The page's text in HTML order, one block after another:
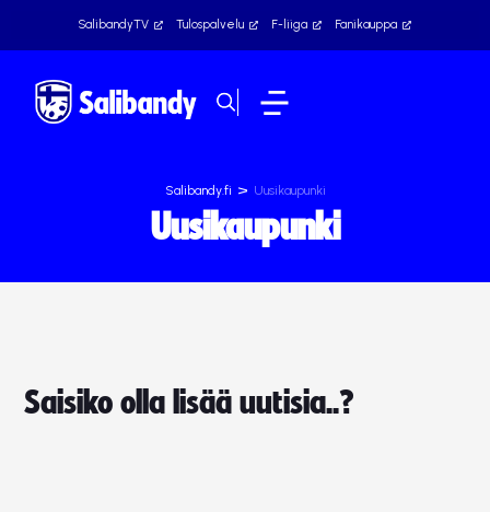
SalibandyTV Tulospalvelu F-liiga Fanikauppa
Salibandy.fi > Uusikaupunki
Uusikaupunki
Saisiko olla lisää uutisia..?